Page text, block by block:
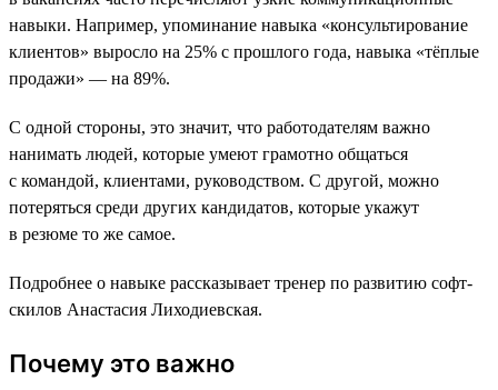
навыки. Например, упоминание навыка «консультирование
клиентов» выросло на 25% с прошлого года, навыка «тёплые
продажи» — на 89%.
С одной стороны, это значит, что работодателям важно
нанимать людей, которые умеют грамотно общаться
с командой, клиентами, руководством. С другой, можно
потеряться среди других кандидатов, которые укажут
в резюме то же самое.
Подробнее о навыке рассказывает тренер по развитию софт-
скилов Анастасия Лиходиевская.
Почему это важно